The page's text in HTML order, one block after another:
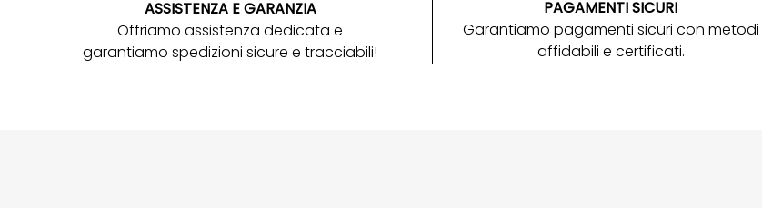
ASSISTENZA E GARANZIA
Offriamo assistenza dedicata e
garantiamo spedizioni sicure e tracciabili!
PAGAMENTI SICURI
Garantiamo pagamenti sicuri con metodi
affidabili e certificati.